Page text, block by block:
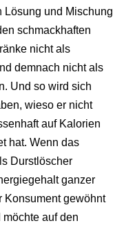
Lösung und Mischung
schmackhaften
nicht als
demnach nicht als
Und so wird sich
wieso er nicht
auf Kalorien
hat. Wenn das
Durstlöscher
ganzer
Konsument gewöhnt
auf den